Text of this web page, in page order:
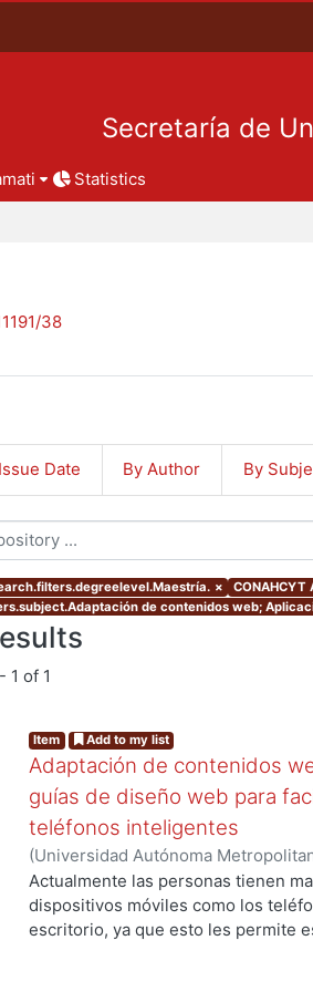
Secretaría de
Statistics
38
Date By Author By
× CONAHCYT
de contenidos web;
1 of 1
Item Add to my list
Adaptación de contenidos
guías de diseño web para
teléfonos inteligentes
(Universidad Autónoma
de Servicios de Información.,2012-
Actualmente las personas tienen
dispositivos móviles como los
escritorio, ya que esto les permite